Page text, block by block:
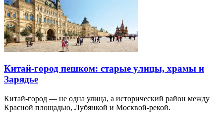
Китай-город пешком: старые улицы, храмы и
Зарядье
Китай-город — не одна улица, а исторический район между
Красной площадью, Лубянкой и Москвой-рекой.